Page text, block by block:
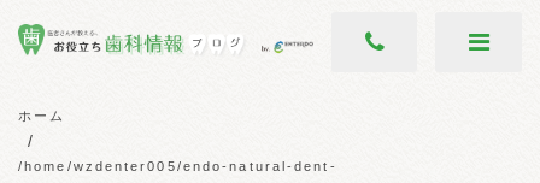
ホーム
/home/wzdenter005/endo-natural-dent-